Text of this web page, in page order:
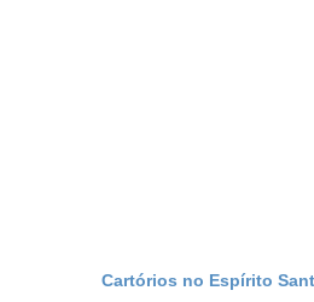
Cartórios no Espírito